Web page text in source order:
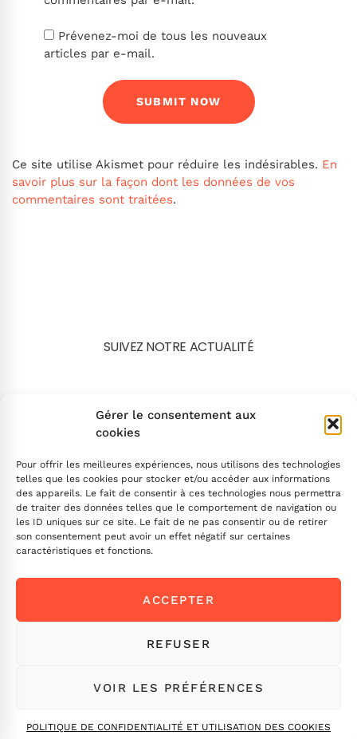
Gérer le consentement aux
cookies
Pour offrir les meilleures expériences, nous utilisons des technologies
telles que les cookies pour stocker et/ou accéder aux informations
des appareils. Le fait de consentir à ces technologies nous permettra
de traiter des données telles que le comportement de navigation ou
les ID uniques sur ce site. Le fait de ne pas consentir ou de retirer
son consentement peut avoir un effet négatif sur certaines
caractéristiques et fonctions.
ACCEPTER
REFUSER
VOIR LES PRÉFÉRENCES
POLITIQUE DE CONFIDENTIALITÉ ET UTILISATION DES COOKIES
Prévenez-moi de tous les nouveaux
articles par e-mail.
Ce site utilise Akismet pour réduire les indésirables. En
savoir plus sur la façon dont les données de vos
commentaires sont traitées.
SUIVEZ NOTRE ACTUALITÉ
INSCRIVEZ-VOUS
Envoyez-nous un message
Ou appelez-nousICI
©MYDRAL. Tous droits réservés.